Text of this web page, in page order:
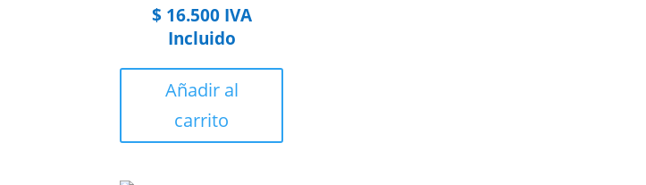
$16.500 IVA
Incluido
Añadir al
carrito